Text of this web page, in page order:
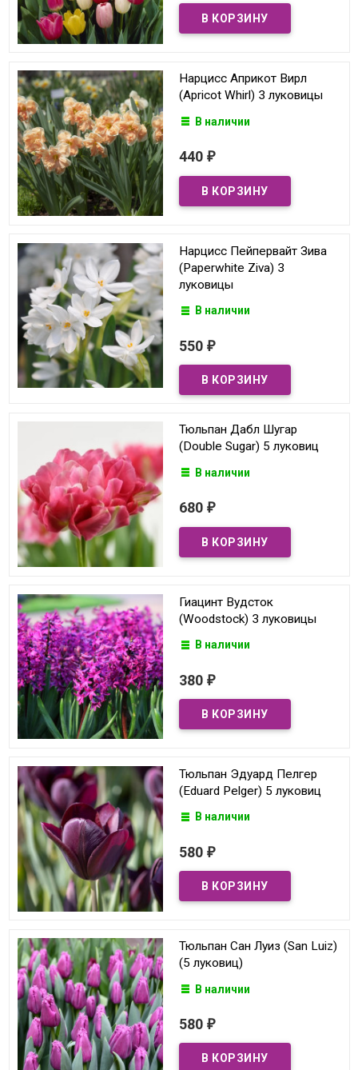
Нарцисс Априкот Вирл
(Apricot Whirl) 3 луковицы
В наличии
440 ₽
Нарцисс Пейпервайт Зива
(Paperwhite Ziva) 3
луковицы
В наличии
550 ₽
Тюльпан Дабл Шугар
(Double Sugar) 5 луковиц
В наличии
680 ₽
Гиацинт Вудсток
(Woodstock) 3 луковицы
В наличии
380 ₽
Тюльпан Эдуард Пелгер
(Eduard Pelger) 5 луковиц
В наличии
580 ₽
Тюльпан Сан Луиз (San Luiz)
(5 луковиц)
В наличии
580 ₽